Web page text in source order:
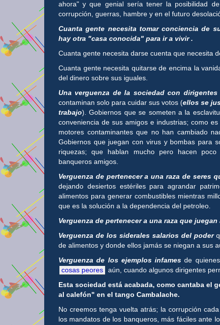
ahora" y que genial sería tener la posibilidad
corrupción, guerras, hambre y en el futuro
Cuanta gente necesita tomar conciencia de
hay otra "casa conocida" para ir a vivir .
Cuanta gente necesita darse cuenta que necesita
Cuanta gente necesita quitarse de encima la
del dinero sobre sus iguales.
Una verguenza de la sociedad con dirigentes
contaminan solo para cuidar sus votos (ellos se
trabajo). Gobiernos que se someten a la
conveniencia de sus amigos e industrias; como
motores contaminantes que no han cambiado
Gobiernos que juegan con virus y bombas para
riquezas; que hablan mucho pero hacen
banqueros amigos.
Verguenza de pertenecer a una raza de seres
dejando desiertos estériles para agrandar
alimentos para generar combustibles mientras
que es la solución a la dependencia del petroleo.
Verguenza de pertenecer a una raza que
Verguenza de los siderales salarios del poder
de alimentos y donde ellos jamás se niegan a sus
Verguenza de los ejemplos infamesde
cosas peores
aún, cuando algunos dirigentes
Esta sociedad está acabada, como cantaba el
al calefón" en el tango Cambalache.
No creemos tenga vuelta atrás; la corrupción
los mandatos de los banqueros, más fáciles ante